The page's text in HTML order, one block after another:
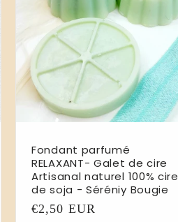
Fondant parfumé
RELAXANT- Galet de cire
Artisanal naturel 100% cire
de soja - Séréniy Bougie
Prix
€2,50 EUR